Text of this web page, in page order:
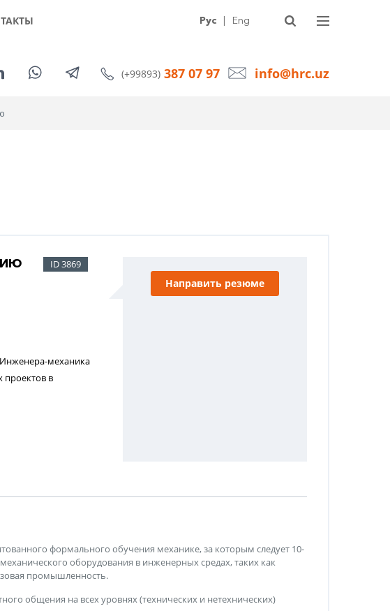
Рус | Eng
(+99893) 387 07 97 info@hrc.uz
ID 3869
механика
проектов в
Направить резюме
формального обучения механике, за которым следует 10-
оборудования в инженерных средах, таких как
промышленность.
общения на всех уровнях (технических и нетехнических)